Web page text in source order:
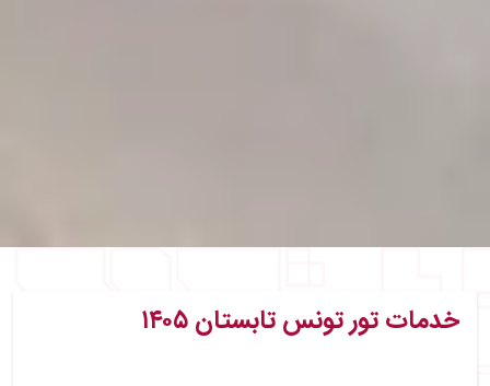
خدمات تور تونس تابستان ۱۴۰۵